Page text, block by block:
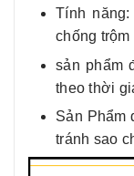
Tính
chống trộm
sản phẩm
theo thời
Sản Phẩm
tránh sao